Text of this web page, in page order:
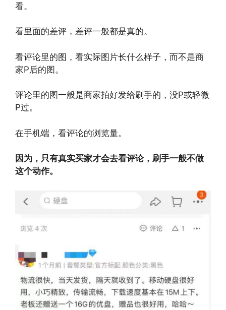
看。
看里面的差评，差评一般都是真的。
看评论里的图，看实际图片长什么样子，而不是商
家P后的图。
评论里的图一般是商家拍好发给刷手的，没P或轻微
P过。
在手机端，看评论的浏览量。
因为，只有真实买家才会去看评论，刷手一般不做
这个动作。